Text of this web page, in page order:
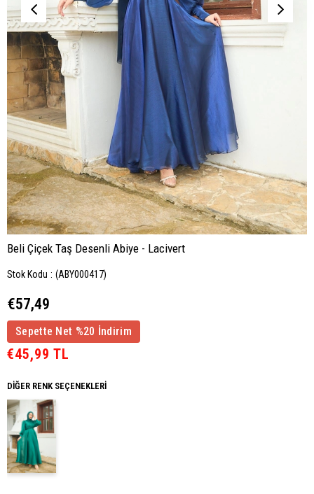
Beli Çiçek Taş Desenli Abiye - Lacivert
Stok Kodu (ABY000417)
€57,49
Sepette Net %20 İndirim
€45,99 TL
DIĞER RENK SEÇENEKLERI